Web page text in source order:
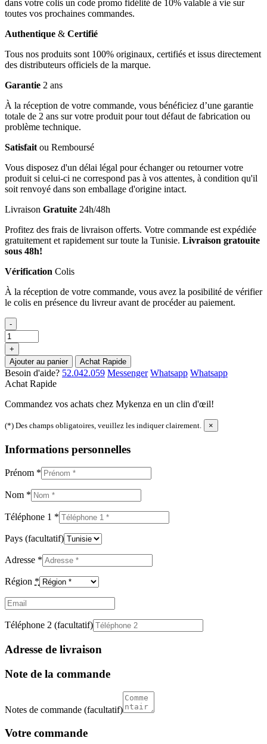
dans votre colis un code promo fidélité de 10% valable à vie sur
toutes vos prochaines commandes.
Authentique & Certifié
Tous nos produits sont 100% originaux, certifiés et issus directement
des distributeurs officiels de la marque.
Garantie 2 ans
À la réception de votre commande, vous bénéficiez d’une garantie
totale de 2 ans sur votre produit pour tout défaut de fabrication ou
problème technique.
Satisfait ou Remboursé
Vous disposez d'un délai légal pour échanger ou retourner votre
produit si celui-ci ne correspond pas à vos attentes, à condition qu'il
soit renvoyé dans son emballage d'origine intact.
Livraison Gratuite 24h/48h
Profitez des frais de livraison offerts. Votre commande est expédiée
gratuitement et rapidement sur toute la Tunisie. Livraison gratouite
sous 48h!
Vérification Colis
À la réception de votre commande, vous avez la posibilité de vérifier
le colis en présence du livreur avant de procéder au paiement.
-
+
Ajouter au panier
Achat Rapide
Besoin d'aide? 52.042.059 Messenger Whatsapp Whatsapp
Achat Rapide
Commandez vos achats chez Mykenza en un clin d'œil!
(*) Des champs obligatoires, veuillez les indiquer clairement. ×
Informations personnelles
Prénom *
Nom *
Téléphone 1 *
Pays (facultatif)
Adresse *
Région *
Email
Téléphone 2 (facultatif)
Adresse de livraison
Note de la commande
Notes de commande (facultatif)
Votre commande